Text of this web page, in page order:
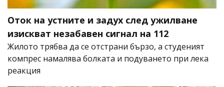
Оток на устните и задух след ужилване
изискват незабавен сигнал на 112
Жилото трябва да се отстрани бързо, а студеният
компрес намалява болката и подуването при лека
реакция